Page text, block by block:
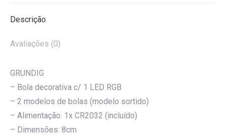
8cm
Descrição
Avaliações (0)
GRUNDIG
– Bola decorativa c/ 1 LED RGB
– 2 modelos de bolas (modelo sortido)
– Alimentação: 1x CR2032 (incluído)
– Dimensões: 8cm